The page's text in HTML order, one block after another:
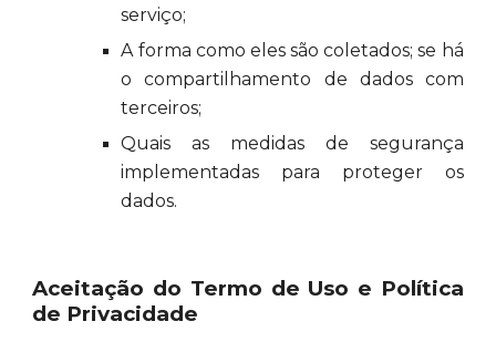
serviço;
A forma como eles são coletados; se há
o compartilhamento de dados com
terceiros;
Quais as medidas de segurança
implementadas para proteger os
dados.
Aceitação do Termo de Uso e Política
de Privacidade